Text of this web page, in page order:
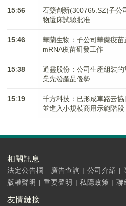
15:56
石藥創新(300765.SZ)子公
物還床試驗批准
15:46
華蘭生物：子公司華蘭疫
mRNA疫苗研發工作
15:38
通靈股份：公司生產組裝
業先發產品優勢
15:19
千方科技：已形成車路云
並進入小規模商用示範階段
相關訊息
法定公告欄 | 廣告查詢 | 公司介紹 |
版權聲明 | 重要聲明 | 私隱政策 | 聯
友情鏈接